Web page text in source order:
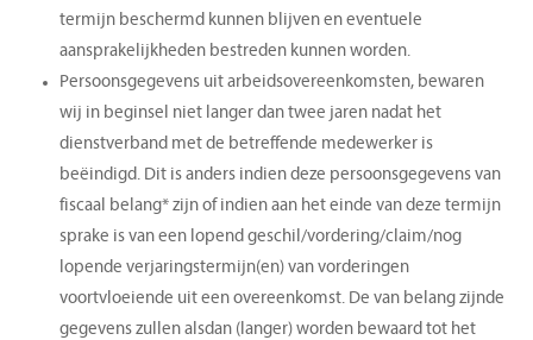
termijn beschermd kunnen blijven en eventuele
aansprakelijkheden bestreden kunnen worden.
Persoonsgegevens uit arbeidsovereenkomsten, bewaren
wij in beginsel niet langer dan twee jaren nadat het
dienstverband met de betreffende medewerker is
beëindigd. Dit is anders indien deze persoonsgegevens van
fiscaal belang* zijn of indien aan het einde van deze termijn
sprake is van een lopend geschil/vordering/claim/nog
lopende verjaringstermijn(en) van vorderingen
voortvloeiende uit een overeenkomst. De van belang zijnde
gegevens zullen alsdan (langer) worden bewaard tot het